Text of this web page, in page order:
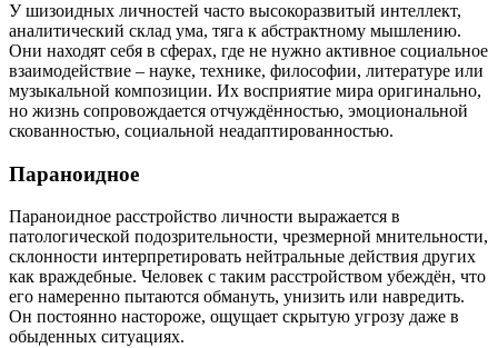
У шизоидных личностей часто высокоразвитый интеллект,
аналитический склад ума, тяга к абстрактному мышлению.
Они находят себя в сферах, где не нужно активное социальное
взаимодействие – науке, технике, философии, литературе или
музыкальной композиции. Их восприятие мира оригинально,
но жизнь сопровождается отчуждённостью, эмоциональной
скованностью, социальной неадаптированностью.
Параноидное
Параноидное расстройство личности выражается в
патологической подозрительности, чрезмерной мнительности,
склонности интерпретировать нейтральные действия других
как враждебные. Человек с таким расстройством убеждён, что
его намеренно пытаются обмануть, унизить или навредить.
Он постоянно настороже, ощущает скрытую угрозу даже в
обыденных ситуациях.